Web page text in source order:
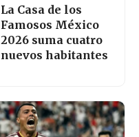
La Casa de los
Famosos México
2026 suma cuatro
nuevos habitantes